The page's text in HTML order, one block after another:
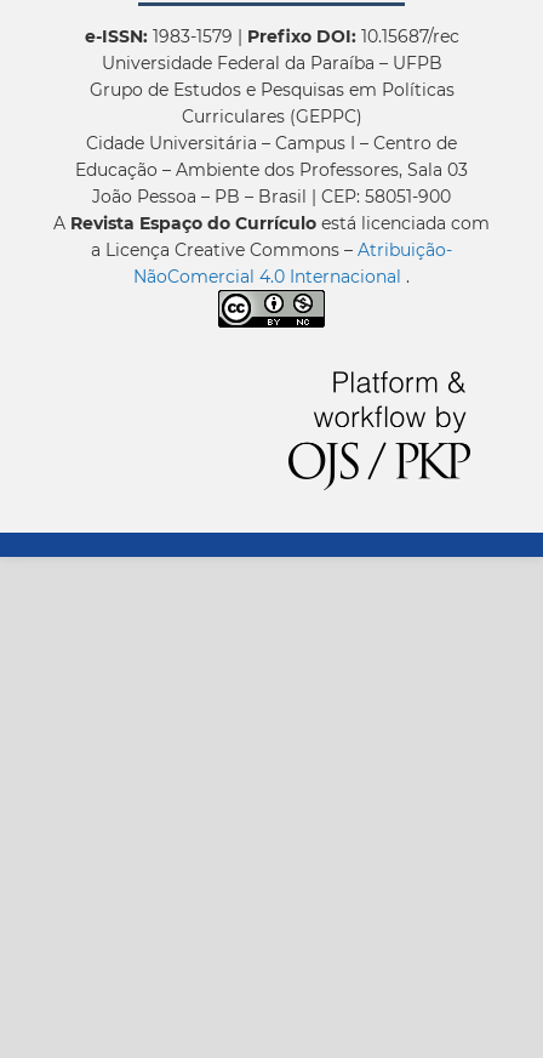
e-ISSN:1983-1579 | Prefixo DOI:10.15687/rec
Universidade Federal da Paraíba – UFPB
Grupo de Estudos e Pesquisas em Políticas
Curriculares (GEPPC)
Cidade Universitária – Campus I – Centro de
Educação – Ambiente dos Professores, Sala 03
João Pessoa – PB – Brasil | CEP: 58051-900
A Revista Espaço do Currículo está licenciada com
a Licença Creative Commons – Atribuição-
NãoComercial 4.0 Internacional .